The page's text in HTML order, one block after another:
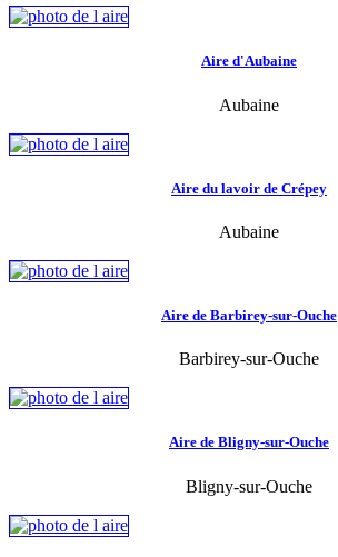
Aire d'Aubaine
Aubaine
Aire du lavoir de Crépey
Aubaine
Aire de Barbirey-sur-Ouche
Barbirey-sur-Ouche
Aire de Bligny-sur-Ouche
Bligny-sur-Ouche